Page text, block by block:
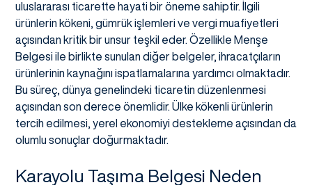
uluslararası ticarette hayati bir öneme sahiptir. İlgili
ürünlerin kökeni, gümrük işlemleri ve vergi muafiyetleri
açısından kritik bir unsur teşkil eder. Özellikle Menşe
Belgesi ile birlikte sunulan diğer belgeler, ihracatçıların
ürünlerinin kaynağını ispatlamalarına yardımcı olmaktadır.
Bu süreç, dünya genelindeki ticaretin düzenlenmesi
açısından son derece önemlidir. Ülke kökenli ürünlerin
tercih edilmesi, yerel ekonomiyi destekleme açısından da
olumlu sonuçlar doğurmaktadır.
Karayolu Taşıma Belgesi Neden